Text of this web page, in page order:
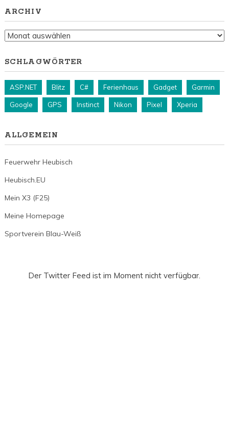
ARCHIV
Archiv
SCHLAGWÖRTER
ASP.NET Blitz C# Ferienhaus Gadget Garmin
Google GPS Instinct Nikon Pixel Xperia
ALLGEMEIN
Feuerwehr Heubisch
Heubisch.EU
Mein X3 (F25)
Meine Homepage
Sportverein Blau-Weiß
Der Twitter Feed ist im Moment nicht verfügbar.